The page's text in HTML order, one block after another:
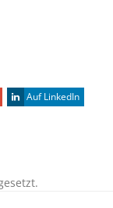
Auf LinkedIn